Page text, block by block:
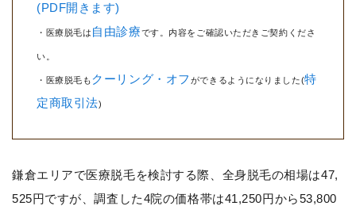
(PDF開きます)
・医療脱毛は 自由診療です。内容をご確認いただきご契約くださ
い。
・医療脱毛も クーリング・オフ ができるようになりました(特
定商取引法)
鎌倉エリアで医療脱毛を検討する際、全身脱毛の相場は47,
525円ですが、調査した4院の価格帯は41,250円から53,800